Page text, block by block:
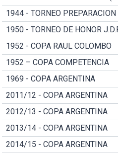
1944 - TORNEO PREPARACION
1950 - TORNEO DE HONOR
1952 - COPA RAUL COLOMBO
1952 – COPA COMPETENCIA
1969 - COPA ARGENTINA
2011/12 - COPA ARGENTINA
2012/13 - COPA ARGENTINA
2013/14 - COPA ARGENTINA
2014/15 - COPA ARGENTINA